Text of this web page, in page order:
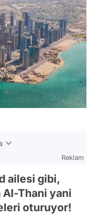
Reklam
ailesi gibi,
Al-Thani yani
oturuyor!